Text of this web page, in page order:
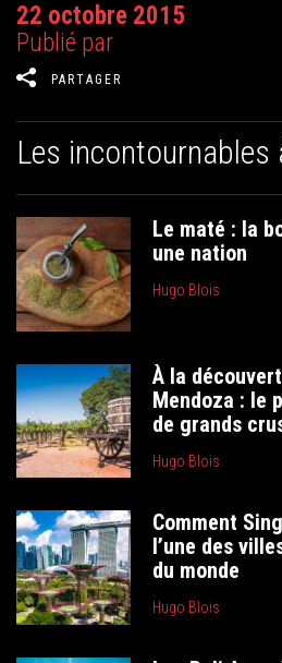
22 octobre 2015
Publié par
PARTAGER
Les incontournables
Le maté : la
une nation
Hugo Blois
À la
Mendoza : le
de grands
Hugo Blois
Comment
l’une des
du monde
Hugo Blois